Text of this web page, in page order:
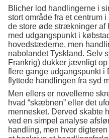
Blicher lod handlingerne i
stort område fra et centrum
de store øde strækninger af
med udgangspunkt i
hovedstæderne, men
nabolandet Tyskland. Selv
Frankrig) dukker jævnligt
flere gange udgangspunkt i
flyttede handlingen fra syd
Men ellers er novellerne
hvad “skæbnen” eller det
mennesket. Derved skabte
ved en simpel analyse
handling, men hvor